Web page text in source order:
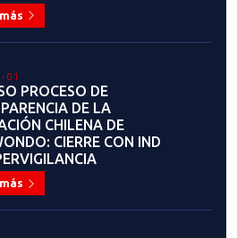
01
PROCESO DE
DE LA
CHILENA DE
CIERRE CON IND